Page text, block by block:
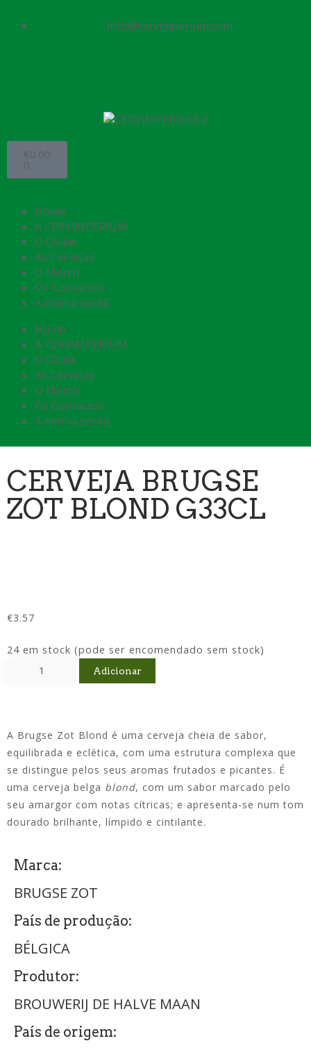
info@cervimperium.com
€0.00
0
Home
A CERVIMPERIUM
O Clube
As Cervejas
O Merch
Os Contactos
A minha conta
Home
A CERVIMPERIUM
O Clube
As Cervejas
O Merch
Os Contactos
A minha conta
CERVEJA BRUGSE
ZOT BLOND G33CL
€3.57
24 em stock (pode ser encomendado sem stock)
Adicionar
A Brugse Zot Blond é uma cerveja cheia de sabor,
equilibrada e eclética, com uma estrutura complexa que
se distingue pelos seus aromas frutados e picantes. É
uma cerveja belga blond, com um sabor marcado pelo
seu amargor com notas cítricas; e apresenta-se num tom
dourado brilhante, límpido e cintilante.
Marca:
BRUGSE ZOT
País de produção:
BÉLGICA
Produtor:
BROUWERIJ DE HALVE MAAN
País de origem: